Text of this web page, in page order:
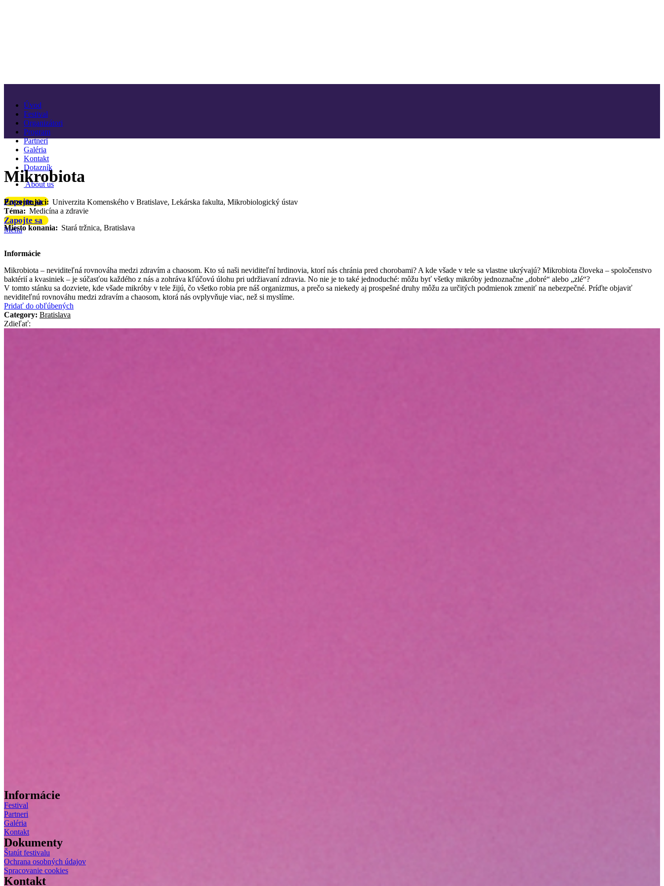
Úvod
Festival
Organizátori
Program
Partneri
Galéria
Kontakt
Dotazník
About us
Zapojte sa
Zapojte sa
Menu
Mikrobiota
Prezentujúci: Univerzita Komenského v Bratislave, Lekárska fakulta, Mikrobiologický ústav
Téma: Medicína a zdravie
Miesto konania: Stará tržnica, Bratislava
Informácie
Mikrobiota – neviditeľná rovnováha medzi zdravím a chaosom. Kto sú naši neviditeľní hrdinovia, ktorí nás chránia pred chorobami? A kde všade v tele sa vlastne ukrývajú? Mikrobiota človeka – spoločenstvo
baktérií a kvasiniek – je súčasťou každého z nás a zohráva kľúčovú úlohu pri udržiavaní zdravia. No nie je to také jednoduché: môžu byť všetky mikróby jednoznačne „dobré“ alebo „zlé“?
V tomto stánku sa dozviete, kde všade mikróby v tele žijú, čo všetko robia pre náš organizmus, a prečo sa niekedy aj prospešné druhy môžu za určitých podmienok zmeniť na nebezpečné. Príďte objaviť
neviditeľnú rovnováhu medzi zdravím a chaosom, ktorá nás ovplyvňuje viac, než si myslíme.
Pridať do obľúbených
Category: Bratislava
Zdieľať:
Informácie
Festival
Partneri
Galéria
Kontakt
Dokumenty
Štatút festivalu
Ochrana osobných údajov
Spracovanie cookies
Kontakt